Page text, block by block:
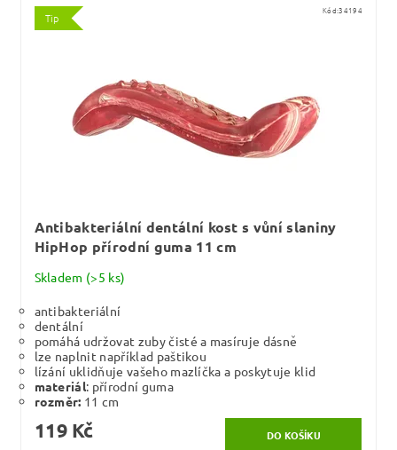
Tip
Kód:34194
Antibakteriální dentální kost s vůní slaniny
HipHop přírodní guma 11 cm
Skladem (>5 ks)
antibakteriální
dentální
pomáhá udržovat zuby čisté a masíruje dásně
lze naplnit například paštikou
lízání uklidňuje vašeho mazlíčka a poskytuje klid
materiál: přírodní guma
rozměr: 11 cm
119 Kč